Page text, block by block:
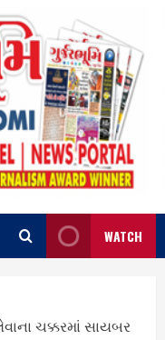
WATCH
ચક્કરમાં સાયબર